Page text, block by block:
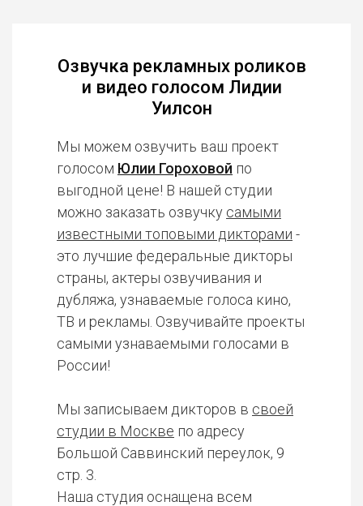
Озвучка рекламных роликов
и видео голосом Лидии
Уилсон
Мы можем озвучить ваш проект
голосом Юлии Гороховой по
выгодной цене! В нашей студии
можно заказать озвучку самыми
известными топовыми дикторами -
это лучшие федеральные дикторы
страны, актеры озвучивания и
дубляжа, узнаваемые голоса кино,
ТВ и рекламы. Озвучивайте проекты
самыми узнаваемыми голосами в
России!
Мы записываем дикторов в своей
студии в Москве по адресу
Большой Саввинский переулок, 9
стр. 3.
Наша студия оснащена всем